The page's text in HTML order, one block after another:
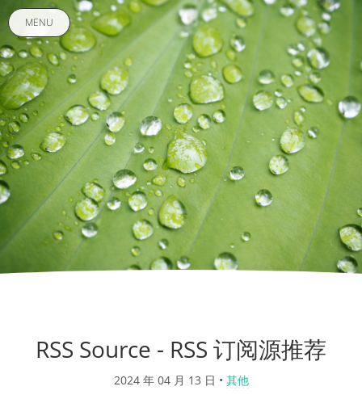
MENU
RSS Source - RSS 订阅源推荐
2024 年 04 月 13 日 • 其他